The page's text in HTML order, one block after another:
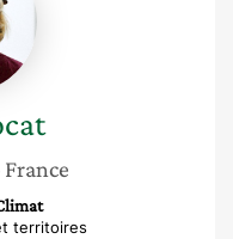
France
territoires